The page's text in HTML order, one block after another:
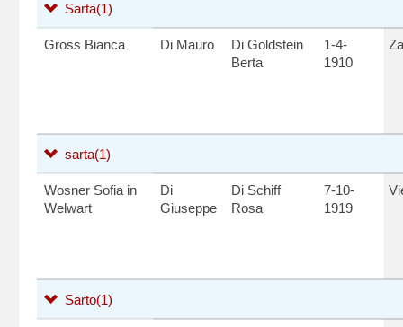
Sarta(1)
Gross Bianca Di Mauro
Di Goldstein
Berta
1-4-
1910
sarta(1)
Wosner Sofia in
Welwart
Di
Giuseppe
Di Schiff
Rosa
7-10-
1919
Sarto(1)